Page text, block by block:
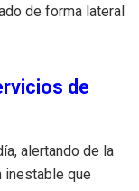
de forma lateral
de
alertando de la
inestable que